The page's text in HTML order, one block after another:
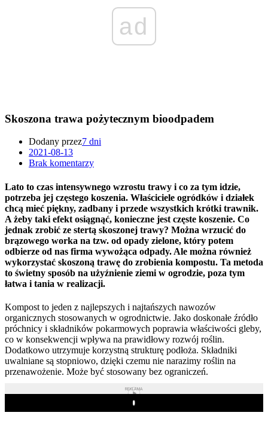
ad
Skoszona trawa pożytecznym bioodpadem
Dodany przez7 dni
2021-08-13
Brak komentarzy
Lato to czas intensywnego wzrostu trawy i co za tym idzie,
potrzeba jej częstego koszenia. Właściciele ogródków i działek
chcą mieć piękny, zadbany i przede wszystkich krótki trawnik.
A żeby taki efekt osiągnąć, konieczne jest częste koszenie. Co
jednak zrobić ze stertą skoszonej trawy? Można wrzucić do
brązowego worka na tzw. od opady zielone, który potem
odbierze od nas firma wywożąca odpady. Ale można również
wykorzystać skoszoną trawę do zrobienia kompostu. Ta metoda
to świetny sposób na użyźnienie ziemi w ogrodzie, poza tym
łatwa i tania w realizacji.
Kompost to jeden z najlepszych i najtańszych nawozów
organicznych stosowanych w ogrodnictwie. Jako doskonałe źródło
próchnicy i składników pokarmowych poprawia właściwości gleby,
co w konsekwencji wpływa na prawidłowy rozwój roślin.
Dodatkowo utrzymuje korzystną strukturę podłoża. Składniki
uwalniane są stopniowo, dzięki czemu nie narazimy roślin na
przenawożenie. Może być stosowany bez ograniczeń.
REKLAMA
Play